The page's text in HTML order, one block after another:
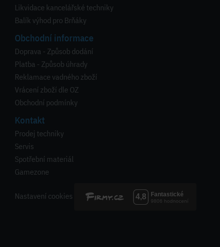
Likvidace kancelářské techniky
Balík výhod pro Brňáky
Obchodní informace
Doprava - Způsob dodání
Platba - Způsob úhrady
Reklamace vadného zboží
Vrácení zboží dle OZ
Obchodní podmínky
Kontakt
Prodej techniky
Servis
Spotřební materiál
Gamezone
Nastavení cookies